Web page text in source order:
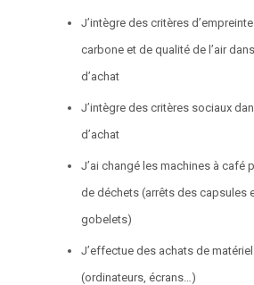
J’intègre des critères
carbone et de qualité de l’air
d’achat
J’intègre des critères sociaux
d’achat
J’ai changé les machines à café
de déchets (arrêts des capsules
gobelets)
J’effectue des achats de
(ordinateurs, écrans…)